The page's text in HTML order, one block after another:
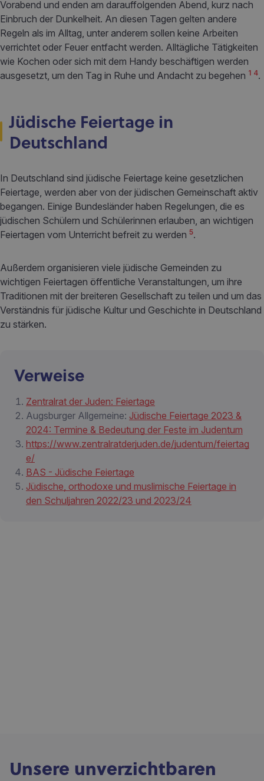
Vorabend und enden am darauffolgenden Abend, kurz nach
Einbruch der Dunkelheit. An diesen Tagen gelten andere
Regeln als im Alltag, unter anderem sollen keine Arbeiten
verrichtet oder Feuer entfacht werden. Alltägliche Tätigkeiten
wie Kochen oder sich mit dem Handy beschäftigen werden
ausgesetzt, um den Tag in Ruhe und Andacht zu begehen 1 4.
Jüdische Feiertage in
Deutschland
In Deutschland sind jüdische Feiertage keine gesetzlichen
Feiertage, werden aber von der jüdischen Gemeinschaft aktiv
begangen. Einige Bundesländer haben Regelungen, die es
jüdischen Schülern und Schülerinnen erlauben, an wichtigen
Feiertagen vom Unterricht befreit zu werden 5.
Außerdem organisieren viele jüdische Gemeinden zu
wichtigen Feiertagen öffentliche Veranstaltungen, um ihre
Traditionen mit der breiteren Gesellschaft zu teilen und um das
Verständnis für jüdische Kultur und Geschichte in Deutschland
zu stärken.
Verweise
Zentralrat der Juden: Feiertage
Augsburger Allgemeine: Jüdische Feiertage 2023 &
2024: Termine & Bedeutung der Feste im Judentum
https://www.zentralratderjuden.de/judentum/feiertag
e/
BAS - Jüdische Feiertage
Jüdische, orthodoxe und muslimische Feiertage in
den Schuljahren 2022/23 und 2023/24
Unsere unverzichtbaren